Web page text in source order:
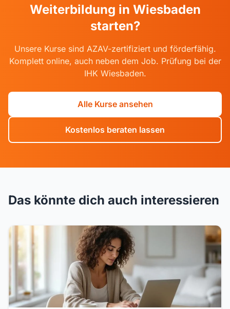
Weiterbildung in Wiesbaden
starten?
Unsere Kurse sind AZAV-zertifiziert und förderfähig.
Komplett online, auch neben dem Job. Prüfung bei der
IHK Wiesbaden.
Alle Kurse ansehen
Kostenlos beraten lassen
Das könnte dich auch interessieren